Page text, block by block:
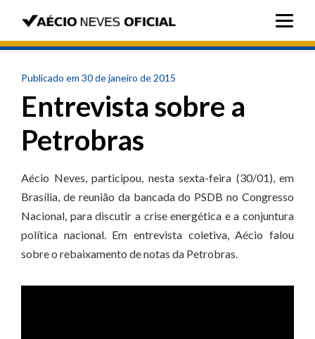
Publicado em 30 de janeiro de 2015
Entrevista sobre a
Petrobras
Aécio Neves, participou, nesta sexta-feira (30/01), em
Brasília, de reunião da bancada do PSDB no Congresso
Nacional, para discutir a crise energética e a conjuntura
política nacional. Em entrevista coletiva, Aécio falou
sobre o rebaixamento de notas da Petrobras.